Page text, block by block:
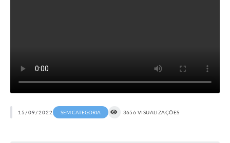
15/09/2022 SEM CATEGORIA 3656 VISUALIZAÇÕES